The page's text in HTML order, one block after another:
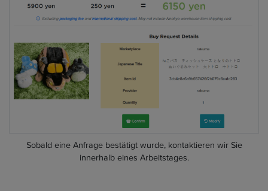
Sobald eine Anfrage bestätigt wurde, kontaktieren wir Sie
innerhalb eines Arbeitstages.